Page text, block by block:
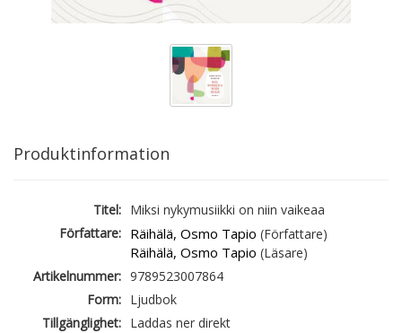
Produktinformation
Titel: Miksi nykymusiikki on niin vaikeaa
Författare: Räihälä, Osmo Tapio (Författare)
Räihälä, Osmo Tapio (Läsare)
Artikelnummer: 9789523007864
Form: Ljudbok
Tillgänglighet: Laddas ner direkt